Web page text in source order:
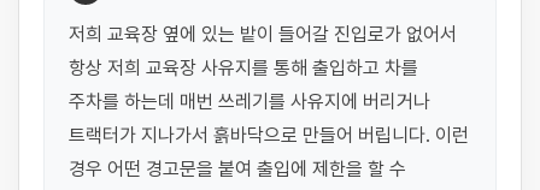
저희 교육장 옆에 있는 밭이 들어갈 진입로가 없어서
항상 저희 교육장 사유지를 통해 출입하고 차를
주차를 하는데 매번 쓰레기를 사유지에 버리거나
트랙터가 지나가서 흙바닥으로 만들어 버립니다. 이런
경우 어떤 경고문을 붙여 출입에 제한을 할 수